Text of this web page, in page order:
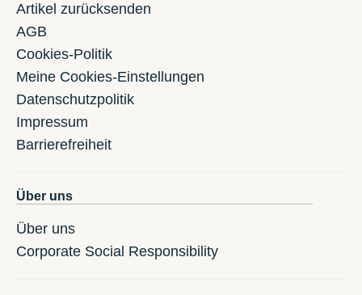
Artikel zurücksenden
AGB
Cookies-Politik
Meine Cookies-Einstellungen
Datenschutzpolitik
Impressum
Barrierefreiheit
Über uns
Über uns
Corporate Social Responsibility